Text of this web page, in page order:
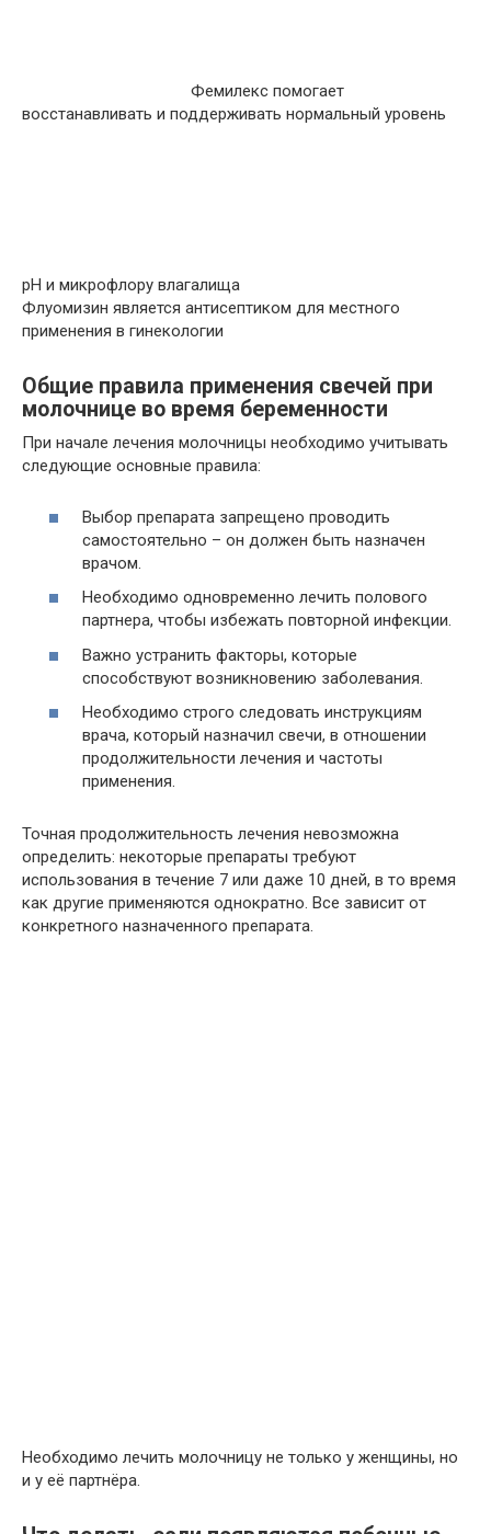
Фемилекс помогает
восстанавливать и поддерживать нормальный уровень
рН и микрофлору влагалища
Флуомизин является антисептиком для местного
применения в гинекологии
Общие правила применения свечей при
молочнице во время беременности
При начале лечения молочницы необходимо учитывать
следующие основные правила:
Выбор препарата запрещено проводить
самостоятельно – он должен быть назначен
врачом.
Необходимо одновременно лечить полового
партнера, чтобы избежать повторной инфекции.
Важно устранить факторы, которые
способствуют возникновению заболевания.
Необходимо строго следовать инструкциям
врача, который назначил свечи, в отношении
продолжительности лечения и частоты
применения.
Точная продолжительность лечения невозможна
определить: некоторые препараты требуют
использования в течение 7 или даже 10 дней, в то время
как другие применяются однократно. Все зависит от
конкретного назначенного препарата.
Необходимо лечить молочницу не только у женщины, но
и у её партнёра.